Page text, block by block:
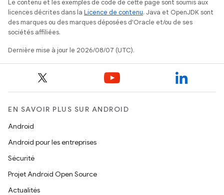
Le contenu et les exemples de code de cette page sont soumis aux
licences décrites dans la Licence de contenu. Java et OpenJDK sont
des marques ou des marques déposées d'Oracle et/ou de ses
sociétés affiliées.
Dernière mise à jour le 2026/08/07 (UTC).
EN SAVOIR PLUS SUR ANDROID
Android
Android pour les entreprises
Sécurité
Projet Android Open Source
Actualités